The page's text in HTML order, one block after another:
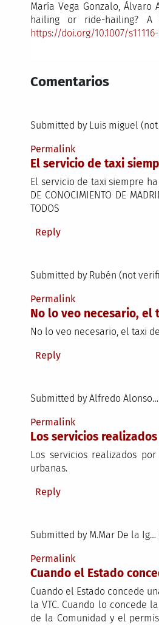
María Vega Gonzalo, Álvaro
hailing or ride-hailing? A
https://doi.org/10.1007/
Comentarios
Submitted by Luis miguel
Permalink
El servicio de taxi
El servicio de taxi siempre ha
DE CONOCIMIENTO DE
TODOS
Reply
Submitted by Rubén (not
Permalink
No lo veo necesario, el
No lo veo necesario, el taxi
Reply
Submitted by Alfredo
Permalink
Los servicios
Los servicios realizados
urbanas.
Reply
Submitted by M.Mar De la
Permalink
Cuando el Estado
Cuando el Estado concede
la VTC. Cuando lo concede
de la Comunidad y el